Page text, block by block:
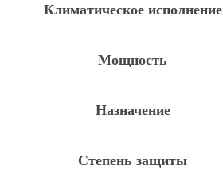
Климатическое исполнение
Мощность
Назначение
Степень защиты